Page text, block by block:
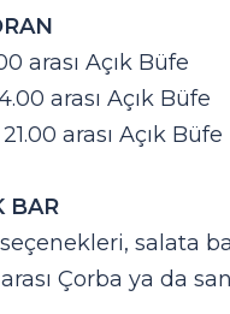
arası Açık Büfe
arası Açık Büfe
arası Açık Büfe
BAR
seçenekleri, salata
Çorba ya da